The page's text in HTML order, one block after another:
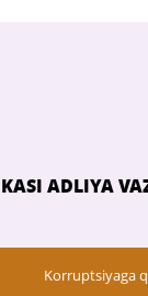
ADLIYA
Korruptsiyaga